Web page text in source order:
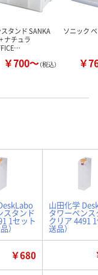
タンド SANKA
ナチュラ
￥700～（税込）
ソニック
￥
スタンド
1セット
）
山田化学
タワーペン
クリア 4491 1
送品）
￥680